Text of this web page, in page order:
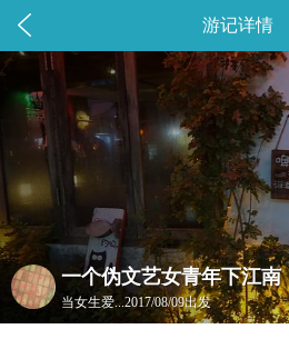
 游记详情
一个伪文艺女青年下江南
当女生爱...2017/08/09出发